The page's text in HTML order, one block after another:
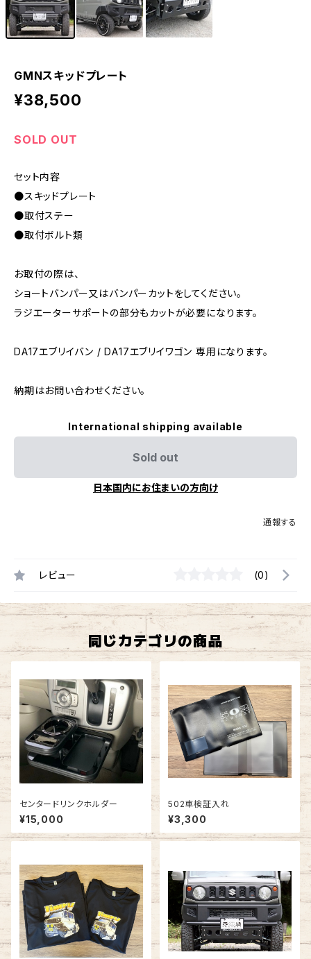
GMNスキッドプレート
¥38,500
SOLD OUT
セット内容
●スキッドプレート
●取付ステー
●取付ボルト類
お取付の際は、
ショートバンパー又はバンパーカットをしてください。
ラジエーターサポートの部分もカットが必要になります。
DA17エブリイバン / DA17エブリイワゴン 専用になります。
納期はお問い合わせください。
International shipping available
Sold out
日本国内にお住まいの方向け
通報する
レビュー (0)
同じカテゴリの商品
センタードリンクホルダー
¥15,000
502車検証入れ
¥3,300